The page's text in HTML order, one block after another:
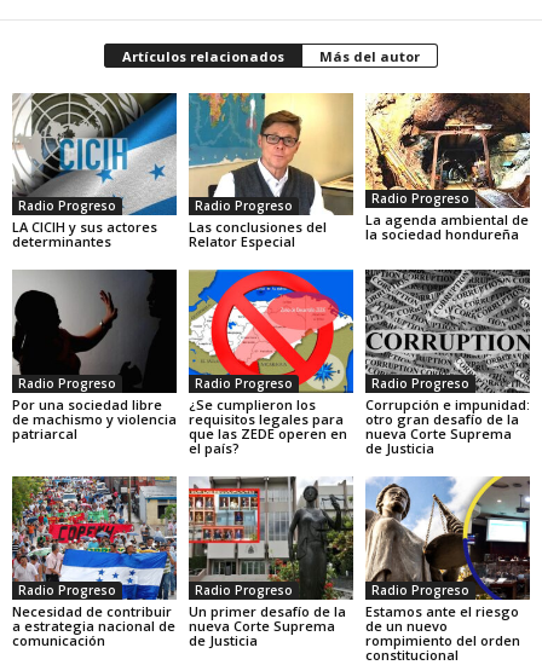
Artículos relacionados Más del autor
Radio Progreso
LA CICIH y sus actores
determinantes
Radio Progreso
Las conclusiones del
Relator Especial
Radio Progreso
La agenda ambiental de
la sociedad hondureña
Radio Progreso
Por una sociedad libre
de machismo y violencia
patriarcal
Radio Progreso
¿Se cumplieron los
requisitos legales para
que las ZEDE operen en
el país?
Radio Progreso
Corrupción e impunidad:
otro gran desafío de la
nueva Corte Suprema
de Justicia
Radio Progreso
Necesidad de contribuir
a estrategia nacional de
comunicación
Radio Progreso
Un primer desafío de la
nueva Corte Suprema
de Justicia
Radio Progreso
Estamos ante el riesgo
de un nuevo
rompimiento del orden
constitucional